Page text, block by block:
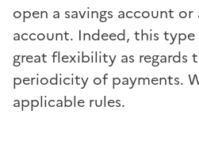
open a savings account or
account. Indeed, this
great flexibility as regards
periodicity of payments.
applicable rules.